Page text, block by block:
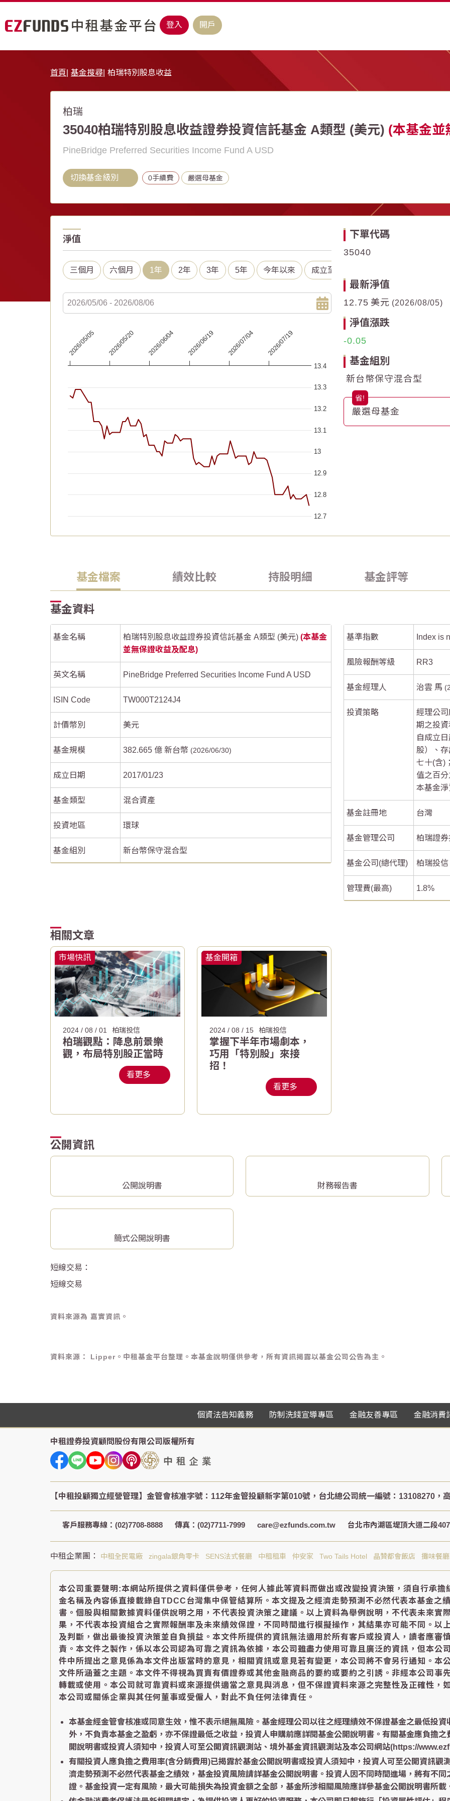
登入 開戶
首頁 基金搜尋 柏瑞特別股息收益
柏瑞
35040柏瑞特別股息收益證券投資信託基金 A類型 (美元) (本基金並
PineBridge Preferred Securities Income Fund A USD
切換基金級別 0手續費 嚴選母基金
淨值
三個月 六個月 1年 2年 3年 5年 今年以來 成立至今
Line chart with 92 data points.
The chart has 1 X axis displaying Time. Data ranges from 2026-05-05 00:00:00 to 2026-08-04 00:00:00.
12.7
12.8
12.9
13
13.1
13.2
13.3
13.4
2026/05/05 2026/05/20 2026/06/04 2026/06/19 2026/07/04 2026/07/19
The chart has 1 X axis displaying Time. Data ranges from 2026-05-05 00:00:00 to 2026-08-04 00:00:00.
The chart has 1 Y axis displaying values. Data ranges from -3.84615 to 0.22624.
-2
0
2026/05/05 2026/05/20 2026/06/04 2026/06/19 2026/07/04 2026/07/19
End of interactive chart.
The chart has 1 X axis displaying Time. Data ranges from 2026-05-05 00:00:00 to 2026-08-04 00:00:00.
The chart has 1 Y axis displaying values. Data ranges from -3.84615 to 0.22624.
-2
0
2026/05/05 2026/05/20 2026/06/04 2026/06/19 2026/07/04 2026/07/19
End of interactive chart.
下單代碼
35040
最新淨值
12.75 美元 2026/08/05
淨值漲跌
-0.05
基金組別
新台幣保守混合型
嚴選母基金
基金檔案 績效比較 持股明細 基金評等
基金資料
基金名稱 柏瑞特別股息收益證券投資信託基金 A類型 (美元) (本基金
並無保證收益及配息)
英文名稱 PineBridge Preferred Securities Income Fund A USD
ISIN Code TW000T2124J4
計價幣別 美元
基金規模 382.665 億 新台幣 2026/06/30
成立日期 2017/01/23
基金類型 混合資產
投資地區 環球
基金組別 新台幣保守混合型
基準指數 Index is
風險報酬等級 RR3
基金經理人 治雲 馬
投資策略
經理公
期之投
自成立
股）、
七十(含)
值之百
本基金
基金註冊地 台灣
基金管理公司 柏瑞證
基金公司(總代理) 柏瑞投信
管理費(最高) 1.8
相關文章
市場快訊
2024 / 08 / 01 柏瑞投信
柏瑞觀點：降息前景樂
觀，布局特別股正當時
看更多
基金開箱
2024 / 08 / 15 柏瑞投信
掌握下半年市場劇本，
巧用「特別股」來接
招！
看更多
公開資訊
公開說明書 財務報告書
簡式公開說明書
短線交易：
短線交易
資料來源為 嘉實資訊。
資料來源： Lipper。中租基金平台整理。本基金說明僅供參考，所有資訊揭露以基金公司公告為主。
個資法告知義務 防制洗錢宣導專區 金融友善專區 金融消費
中租證券投資顧問股份有限公司版權所有
客戶服務專線：(02)7708-8888 傳真：(02)7711-7999 care@ezfunds.com.tw 台北市內湖區堤頂大道二段
中租全民電廠 zingala銀角零卡 SENS法式餐廳 中租租車 仲安家 Two Tails Hotel 晶贊都會飯店 攤味餐廳
本公司重要聲明:本網站所提供之資料僅供參考，任何人據此等資料而做出或改變投資決策，須自行承
金名稱及內容係直接載錄自TDCC台灣集中保管結算所。本文提及之經濟走勢預測不必然代表本基金之
書。個股與相關數據資料僅供說明之用，不代表投資決策之建議。以上資料為舉例說明，不代表未來實
果，不代表本投資組合之實際報酬率及未來績效保證，不同時間進行模擬操作，其結果亦可能不同。以
及判斷，做出最後投資決策並自負損益。本文件所提供的資訊無法適用於所有客戶或投資人，讀者應審
責。本文件之製作，係以本公司認為可靠之資訊為依據，本公司雖盡力使用可靠且廣泛的資訊，但本公
件中所提出之意見係為本文件出版當時的意見，相關資訊或意見若有變更，本公司將不會另行通知。本
文件所涵蓋之主題。本文件不得視為買賣有價證券或其他金融商品的要約或要約之引誘。非經本公司事
轉載或使用。本公司就可靠資料或來源提供適當之意見與消息，但不保證資料來源之完整性及正確性，
本公司或關係企業與其任何董事或受僱人，對此不負任何法律責任。
本基金經金管會核准或同意生效，惟不表示絕無風險。基金經理公司以往之經理績效不保證基金之最低投
外，不負責本基金之盈虧，亦不保證最低之收益，投資人申購前應詳閱基金公開說明書。有關基金應負擔
開說明書或投資人須知中，投資人可至公開資訊觀測站、境外基金資訊觀測站及本公司網站(https://
有關投資人應負擔之費用率(含分銷費用)已揭露於基金公開說明書或投資人須知中，投資人可至公開資訊觀
濟走勢預測不必然代表基金之績效，基金投資風險請詳基金公開說明書。投資人因不同時間進場，將有不
證。基金投資一定有風險，最大可能損失為投資金額之全部，基金所涉相關風險應詳參基金公開說明書所載